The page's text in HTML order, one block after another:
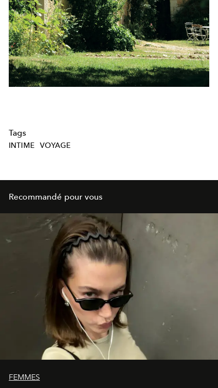
Tags
INTIME VOYAGE
Recommandé pour vous
FEMMES